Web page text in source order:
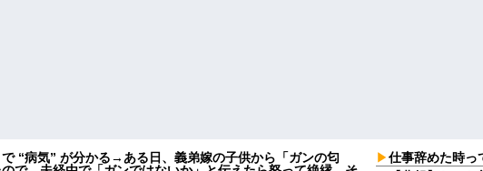
“病気” が分かる→ある日、義弟嫁の子供から「ガンの匂
仕事辞めた時っ